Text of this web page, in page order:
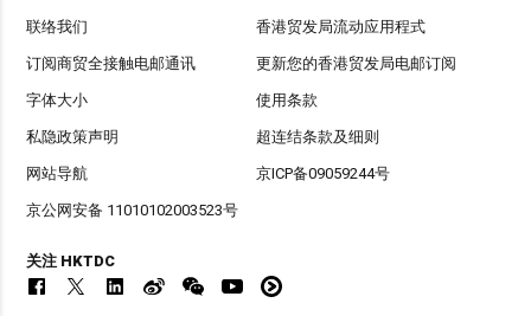
联络我们 香港贸发局流动应用程式
订阅商贸全接触电邮通讯 更新您的香港贸发局电邮订阅
字体大小 使用条款
私隐政策声明 超连结条款及细则
网站导航 京ICP备09059244号
京公网安备 11010102003523号
关注 HKTDC